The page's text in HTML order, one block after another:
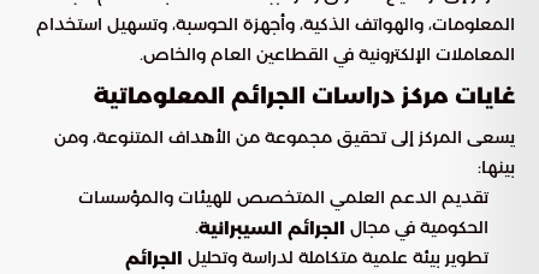
المعلومات، والهواتف الذكية، وأجهزة الحوسبة، وتسهيل استخدام
المعاملات الإلكترونية في القطاعين العام والخاص.
غايات مركز دراسات الجرائم المعلوماتية
يسعى المركز إلى تحقيق مجموعة من الأهداف المتنوعة، ومن
بينها:
تقديم الدعم العلمي المتخصص للهيئات والمؤسسات
الحكومية في مجال الجرائم السيبرانية.
تطوير بيئة علمية متكاملة لدراسة وتحليل الجرائم